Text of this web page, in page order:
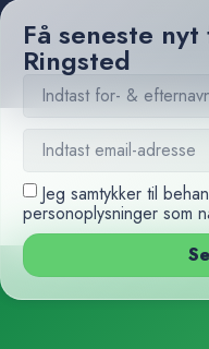
Få seneste nyt
Ringsted
Jeg samtykker til
personoplysninger som